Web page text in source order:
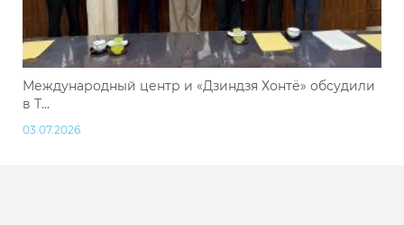
Международный центр и «Дзиндзя Хонтё» обсудили
в Т...
03.07.2026